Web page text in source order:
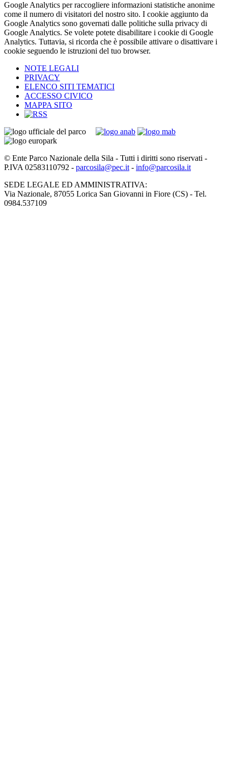
Google Analytics per raccogliere informazioni statistiche anonime
come il numero di visitatori del nostro sito. I cookie aggiunto da
Google Analytics sono governati dalle politiche sulla privacy di
Google Analytics. Se volete potete disabilitare i cookie di Google
Analytics. Tuttavia, si ricorda che è possibile attivare o disattivare i
cookie seguendo le istruzioni del tuo browser.
NOTE LEGALI
PRIVACY
ELENCO SITI TEMATICI
ACCESSO CIVICO
MAPPA SITO
© Ente Parco Nazionale della Sila - Tutti i diritti sono riservati -
P.IVA 02583110792 - parcosila@pec.it - info@parcosila.it
SEDE LEGALE ED AMMINISTRATIVA:
Via Nazionale, 87055 Lorica San Giovanni in Fiore (CS) - Tel.
0984.537109